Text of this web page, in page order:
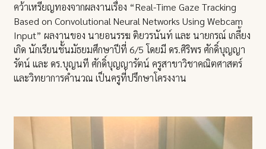
คว้าเหรียญทองจากผลงานเรื่อง “Real-Time Gaze Tracking
Based on Convolutional Neural Networks Using Webcam
Input” ผลงานของ นายอนรรฆ ติยวรนันท์ และ นายกรณ์ เกลี้ยง
เกิด นักเรียนชั้นมัธยมศึกษาปีที่ 6/5 โดยมี ดร.ศิริพร ศักดิ์บุญญา
รัตน์ และ ดร.บุญนที ศักดิ์บุญญารัตน์ ครูสาขาวิชาคณิตศาสตร์
และวิทยาการคำนวณ เป็นครูที่ปรึกษาโครงงาน